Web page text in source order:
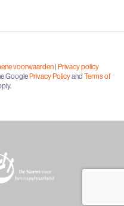
voorwaarden| Privacy policy
Google Privacy Policyand Terms of